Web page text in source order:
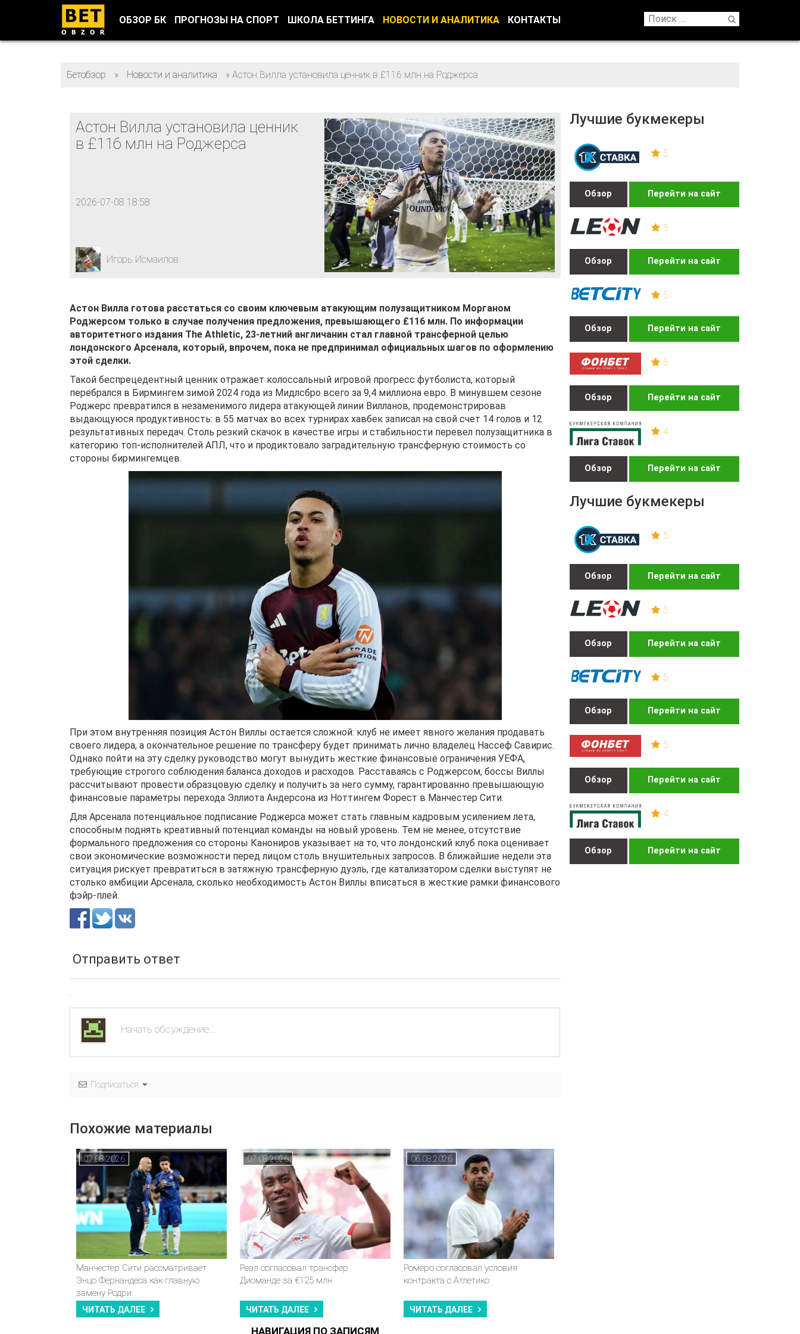
ОБЗОР БК ПРОГНОЗЫ НА СПОРТ ШКОЛА БЕТТИНГА НОВОСТИ И АНАЛИТИКА КОНТАКТЫ
Бетобзор » Новости и аналитика » Астон Вилла установила ценник в £116 млн на Роджерса
Лучшие букмекеры
5
Обзор Перейти на сайт
5
Обзор Перейти на сайт
5
Обзор Перейти на сайт
5
Обзор Перейти на сайт
4
Обзор Перейти на сайт
Лучшие букмекеры
5
Обзор Перейти на сайт
5
Обзор Перейти на сайт
5
Обзор Перейти на сайт
5
Обзор Перейти на сайт
4
Обзор Перейти на сайт
Астон Вилла установила ценник
в £116 млн на Роджерса
2026-07-08 18:58
Игорь Исмаилов
Астон Вилла готова расстаться со своим ключевым атакующим полузащитником Морганом
Роджерсом только в случае получения предложения, превышающего £116 млн. По информации
авторитетного издания The Athletic, 23-летний англичанин стал главной трансферной целью
лондонского Арсенала, который, впрочем, пока не предпринимал официальных шагов по оформлению
этой сделки.
Такой беспрецедентный ценник отражает колоссальный игровой прогресс футболиста, который
перебрался в Бирмингем зимой 2024 года из Мидлсбро всего за 9,4 миллиона евро. В минувшем сезоне
Роджерс превратился в незаменимого лидера атакующей линии Вилланов, продемонстрировав
выдающуюся продуктивность: в 55 матчах во всех турнирах хавбек записал на свой счет 14 голов и 12
результативных передач. Столь резкий скачок в качестве игры и стабильности перевел полузащитника в
категорию топ-исполнителей АПЛ, что и продиктовало заградительную трансферную стоимость со
стороны бирмингемцев.
При этом внутренняя позиция Астон Виллы остается сложной: клуб не имеет явного желания продавать
своего лидера, а окончательное решение по трансферу будет принимать лично владелец Нассеф Савирис.
Однако пойти на эту сделку руководство могут вынудить жесткие финансовые ограничения УЕФА,
требующие строгого соблюдения баланса доходов и расходов. Расставаясь с Роджерсом, боссы Виллы
рассчитывают провести образцовую сделку и получить за него сумму, гарантированно превышающую
финансовые параметры перехода Эллиота Андерсона из Ноттингем Форест в Манчестер Сити.
Для Арсенала потенциальное подписание Роджерса может стать главным кадровым усилением лета,
способным поднять креативный потенциал команды на новый уровень. Тем не менее, отсутствие
формального предложения со стороны Канониров указывает на то, что лондонский клуб пока оценивает
свои экономические возможности перед лицом столь внушительных запросов. В ближайшие недели эта
ситуация рискует превратиться в затяжную трансферную дуэль, где катализатором сделки выступят не
столько амбиции Арсенала, сколько необходимость Астон Виллы вписаться в жесткие рамки финансового
фэйр-плей.
Отправить ответ
Подписаться
Похожие материалы
07.08.2026
Манчестер Сити рассматривает
Энцо Фернандеса как главную
замену Родри
ЧИТАТЬ ДАЛЕЕ
07.08.2026
Реал согласовал трансфер
Диоманде за €125 млн
ЧИТАТЬ ДАЛЕЕ
06.08.2026
Ромеро согласовал условия
контракта с Атлетико
ЧИТАТЬ ДАЛЕЕ
НАВИГАЦИЯ ПО ЗАПИСЯМ